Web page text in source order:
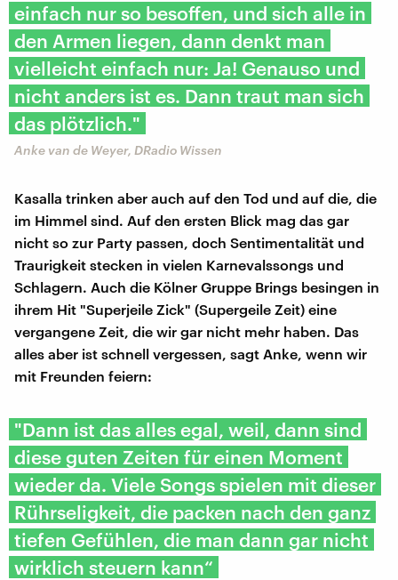
einfach nur so besoffen, und sich alle in
den Armen liegen, dann denkt man
vielleicht einfach nur: Ja! Genauso und
nicht anders ist es. Dann traut man sich
das plötzlich."
Anke van de Weyer, DRadio Wissen
Kasalla trinken aber auch auf den Tod und auf die, die
im Himmel sind. Auf den ersten Blick mag das gar
nicht so zur Party passen, doch Sentimentalität und
Traurigkeit stecken in vielen Karnevalssongs und
Schlagern. Auch die Kölner Gruppe Brings besingen in
ihrem Hit "Superjeile Zick" (Supergeile Zeit) eine
vergangene Zeit, die wir gar nicht mehr haben. Das
alles aber ist schnell vergessen, sagt Anke, wenn wir
mit Freunden feiern:
"Dann ist das alles egal, weil, dann sind
diese guten Zeiten für einen Moment
wieder da. Viele Songs spielen mit dieser
Rührseligkeit, die packen nach den ganz
tiefen Gefühlen, die man dann gar nicht
wirklich steuern kann“